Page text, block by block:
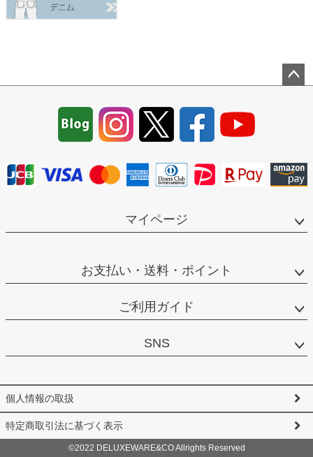
マイページ
お支払い・送料・ポイント
ご利用ガイド
SNS
個人情報の取扱
特定商取引法に基づく表示
©2022 DELUXEWARE&CO Allrights Reserved